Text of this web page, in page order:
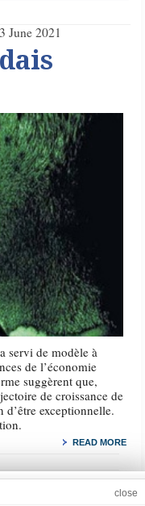
June 2021
servi de modèle à
de l’économie
suggèrent que,
de croissance de
exceptionnelle.
READ MORE
close
CLOSE